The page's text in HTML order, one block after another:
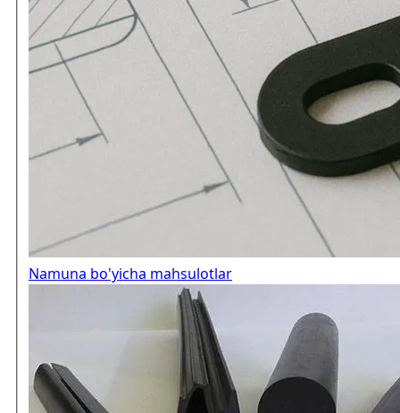
Namuna bo'yicha mahsulotlar